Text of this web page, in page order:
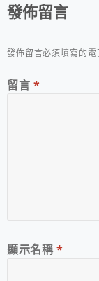
發佈留言
發佈留言必須填寫的電
留言 *
顯示名稱*